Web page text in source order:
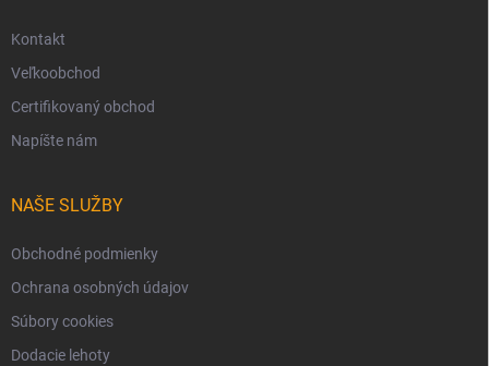
Kontakt
Veľkoobchod
Certifikovaný obchod
Napíšte nám
NAŠE SLUŽBY
Obchodné podmienky
Ochrana osobných údajov
Súbory cookies
Dodacie lehoty